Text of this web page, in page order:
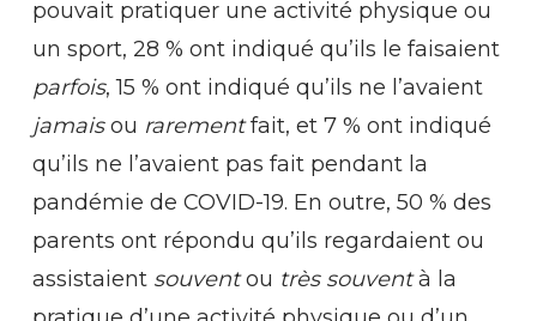
pouvait pratiquer une activité physique ou
un sport, 28 % ont indiqué qu’ils le faisaient
parfois, 15 % ont indiqué qu’ils ne l’avaient
jamaisou rarementfait, et 7 % ont indiqué
qu’ils ne l’avaient pas fait pendant la
pandémie de COVID-19. En outre, 50 % des
parents ont répondu qu’ils regardaient ou
assistaient souventou très souventà la